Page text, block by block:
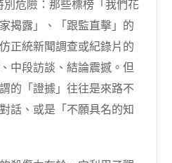
別危險：那些標榜「我們花
揭露」、「跟監直擊」的
正統新聞調查或紀錄片的
中段訪談、結論震撼。但
的「證據」往往是來路不
話、或是「不願具名的知